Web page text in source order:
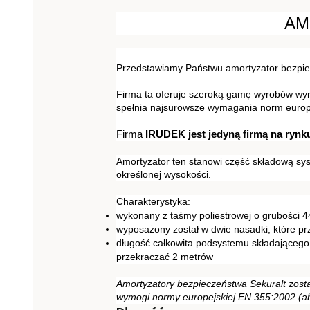
Przedstawiamy Państwu amortyzator
Firma ta oferuje szeroką gamę wyrobów
spełnia najsurowsze wymagania norm
Firma IRUDEK jest jedyną firmą na
Amortyzator ten stanowi część składową
określonej wysokości.
Charakterystyka:
wykonany z taśmy poliestrowej o grubości
wyposażony został w dwie nasadki, które
długość całkowita podsystemu
przekraczać 2 metrów
Amortyzatory bezpieczeństwa Sekuralt
wymogi normy europejskiej EN 355:2002